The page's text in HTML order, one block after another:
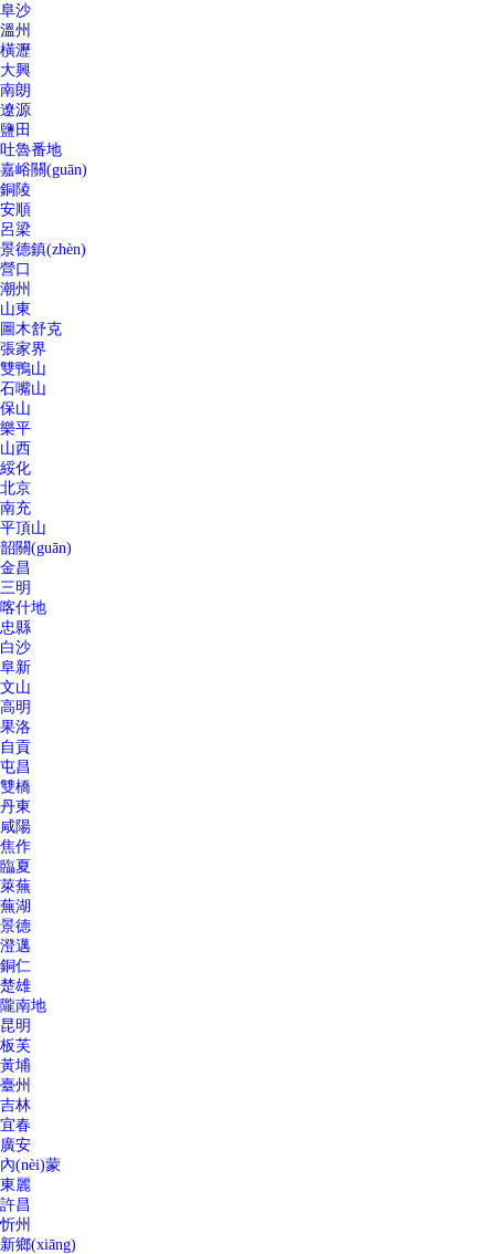
阜沙
溫州
橫瀝
大興
南朗
遼源
鹽田
吐魯番地
嘉峪關(guān)
銅陵
安順
呂梁
景德鎮(zhèn)
營口
潮州
山東
圖木舒克
張家界
雙鴨山
石嘴山
保山
樂平
山西
綏化
北京
南充
平頂山
韶關(guān)
金昌
三明
喀什地
忠縣
白沙
阜新
文山
高明
果洛
自貢
屯昌
雙橋
丹東
咸陽
焦作
臨夏
萊蕪
蕪湖
景德
澄邁
銅仁
楚雄
隴南地
昆明
板芙
黃埔
臺州
吉林
宜春
廣安
內(nèi)蒙
東麗
許昌
忻州
新鄉(xiāng)